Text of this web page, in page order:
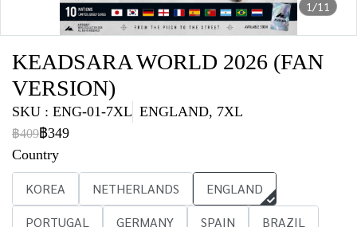
1/11
KEADSARA WORLD 2026 (FAN
VERSION)
SKU : ENG-01-7XL ENGLAND, 7XL
฿409฿349
Country
KOREA NETHERLANDS
ENGLAND
PORTUGAL
GERMANY SPAIN
BRAZIL